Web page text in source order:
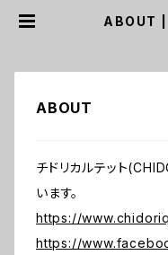
ABOUT
ABOUT
チドリカルテット
います。
https://
https://